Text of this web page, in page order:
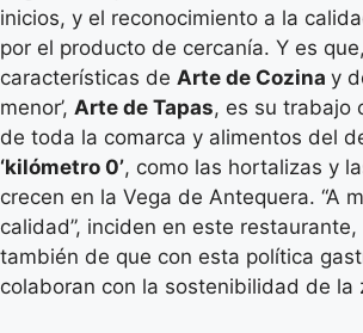
inicios, y el reconocimiento a la
por el producto de cercanía. Y es
características de Arte de Cozina y
menor’, Arte de Tapas, es su trabajo
de toda la comarca y alimentos del
‘kilómetro 0’, como las hortalizas y
crecen en la Vega de Antequera. “A
calidad”, inciden en este
también de que con esta política
colaboran con la sostenibilidad de la